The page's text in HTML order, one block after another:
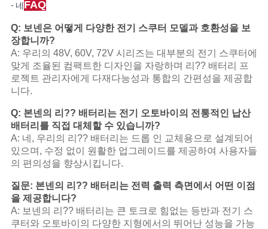
- 네FAQ
Q: 보넨은 어떻게 다양한 전기 스쿠터 모델과 호환성을 보
장합니까?
A: 우리의 48V, 60V, 72V 시리즈는 대부분의 전기 스쿠터에
맞게 조율된 컴팩트한 디자인을 자랑하며 리?? 배터리 프
로젝트 관리자에게 다재다능성과 통합의 간편성을 제공합
니다.
Q: 본넨의 리?? 배터리는 전기 오토바이의 전통적인 납산
배터리를 직접 대체할 수 있습니까?
A: 네, 우리의 리?? 배터리는 드롭 인 교체용으로 설계되어
있으며, 수정 없이 원활한 업그레이드를 제공하여 사용자들
의 편의성을 향상시킵니다.
질문: 본넨의 리?? 배터리는 전력 출력 측면에서 어떤 이점
을 제공합니다?
A: 보넨의 리?? 배터리는 큰 토크로 힘없는 등반과 전기 스
쿠터와 오토바이의 다양한 지형에서의 뛰어난 성능을 가능